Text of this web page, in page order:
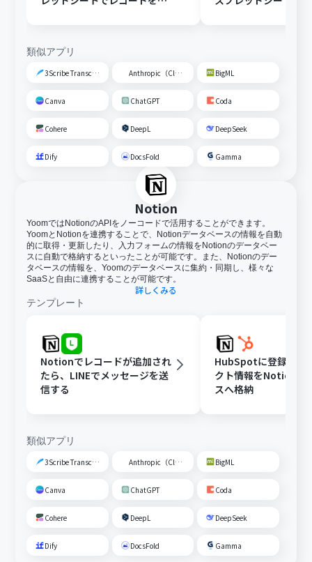
類似アプリ
3Scribe Transcription Anthropic（Claude） BigML
Canva ChatGPT Coda
Cohere DeepL DeepSeek
Dify DocsFold Gamma
Notion
YoomではNotionのAPIをノーコードで活用することができます。
YoomとNotionを連携することで、Notionデータベースの情報を自動
的に取得・更新したり、入力フォームの情報をNotionのデータベー
スに自動で格納するといったことが可能です。また、Notionのデー
タベースの情報を、Yoomのデータベースに集約・同期し、様々な
SaaSと自由に連携することが可能です。
詳しくみる
テンプレート
Notionでレコードが追加され
たら、LINEでメッセージを送
信する
HubSpotに登録され
クト情報をNotionデ
スへ格納
類似アプリ
3Scribe Transcription Anthropic（Claude） BigML
Canva ChatGPT Coda
Cohere DeepL DeepSeek
Dify DocsFold Gamma